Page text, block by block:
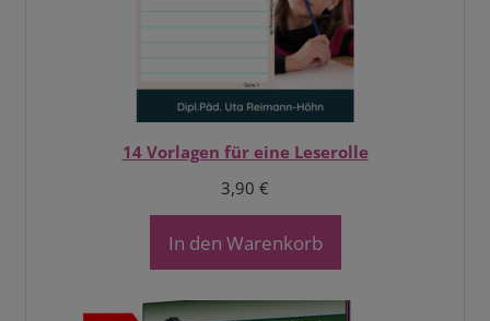
14 Vorlagen für eine Leserolle
3,90 €
In den Warenkorb